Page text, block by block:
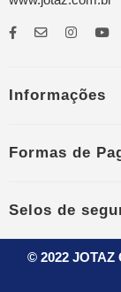
Informações
Formas de
Selos de
© 2022 JOTAZ